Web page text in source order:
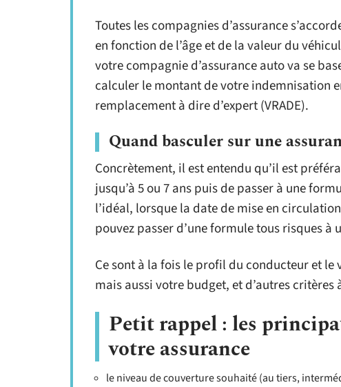
Toutes les compagnies d’assurance
en fonction de l’âge et de la valeur du
votre compagnie d’assurance auto va se
calculer le montant de votre indemnisation
remplacement à dire d’expert (VRADE).
Quand basculer sur une
Concrètement, il est entendu qu’il est
jusqu’à 5 ou 7 ans puis de passer à une
l’idéal, lorsque la date de mise en
pouvez passer d’une formule tous risques à
Ce sont à la fois le profil du conducteur et
mais aussi votre budget, et d’autres
Petit rappel : les
votre assurance
le niveau de couverture souhaité (au tiers,